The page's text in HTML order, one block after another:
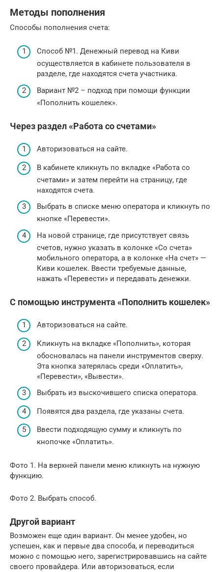
Методы пополнения
Способы пополнения счета:
Способ №1. Денежный перевод на Киви
осуществляется в кабинете пользователя в
разделе, где находятся счета участника.
Вариант №2 – подход при помощи функции
«Пополнить кошелек».
Через раздел «Работа со счетами»
Авторизоваться на сайте.
В кабинете кликнуть по вкладке «Работа со
счетами» и затем перейти на страницу, где
находятся счета.
Выбрать в списке меню оператора и кликнуть по
кнопке «Перевести».
На новой странице, где присутствует связь
счетов, нужно указать в колонке «Со счета»
мобильного оператора, а в колонке «На счет» —
Киви кошелек. Ввести требуемые данные,
нажать «Перевести» и передавать денежки.
С помощью инструмента «Пополнить кошелек»
Авторизоваться на сайте.
Кликнуть на вкладке «Пополнить», которая
обосновалась на панели инструментов сверху.
Эта кнопка затерялась среди «Оплатить»,
«Перевести», «Вывести».
Выбрать из выскочившего списка оператора.
Появятся два раздела, где указаны счета.
Ввести подходящую сумму и кликнуть по
кнопочке «Оплатить».
Фото 1. На верхней панели меню кликнуть на нужную
функцию.
Фото 2. Выбрать способ.
Другой вариант
Возможен еще один вариант. Он менее удобен, но
успешен, как и первые два способа, и переводиться
можно с помощью него, зарегистрировавшись на сайте
своего провайдера. Или авторизоваться, если